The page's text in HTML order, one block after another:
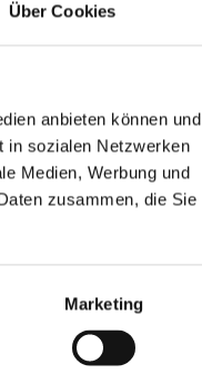
Über Cookies
anbieten können und
in sozialen Netzwerken
Medien, Werbung und
zusammen, die Sie
Marketing
from 23 to